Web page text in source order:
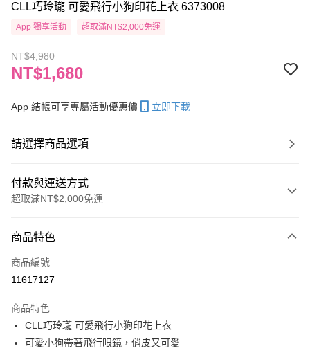
CLL巧玲瓏 可愛飛行小狗印花上衣 6373008
App 獨享活動 超取滿NT$2,000免運
NT$4,980
NT$1,680
App 結帳可享專屬活動優惠價 立即下載
請選擇商品選項
付款與運送方式
超取滿NT$2,000免運
信用卡一次付款
信用卡分期付款
合作金庫商業銀行
華南商業銀行
彰化商業銀行
上海商業儲蓄銀行
台北富邦商業銀行
超商取貨付款
LINE Pay
商品特色
商品編號
11617127
商品特色
CLL巧玲瓏 可愛飛行小狗印花上衣
可愛小狗帶著飛行眼鏡，俏皮又可愛